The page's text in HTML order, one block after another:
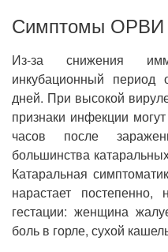
Симптомы ОРВИ
Из-за снижения
инкубационный период
дней. При высокой
признаки инфекции
часов после
большинства
Катаральная
нарастает
гестации: женщина
боль в горле, сухой